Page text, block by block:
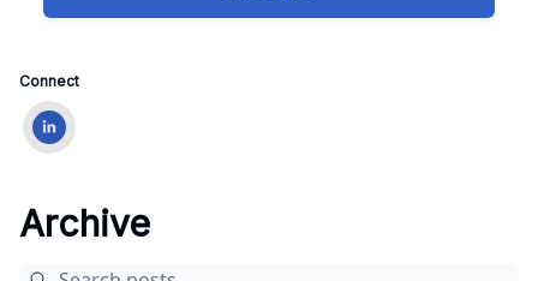
Connect
Archive